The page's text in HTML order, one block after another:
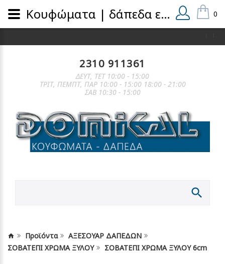
0
2310 911361
ΔΕΥΤ, ΤΕΤ 10:00 - 15:00
ΤΡΙΤ, ΠΕΜΠΤ, ΠΑΡ 10:00 - 15:00 18:00 - 21:00
ΣΑΒ 10:30 - 15:00
Προϊόντα
ΑΞΕΣΟΥΑΡ ΔΑΠΕΔΩΝ
ΣΟΒΑΤΕΠΙ ΧΡΩΜΑ ΞΥΛΟΥ
ΣΟΒΑΤΕΠΙ ΧΡΩΜΑ ΞΥΛΟΥ 6cm
Κουφώματα | δάπεδα εσωτερικά και εξωτερικά | domical.gr